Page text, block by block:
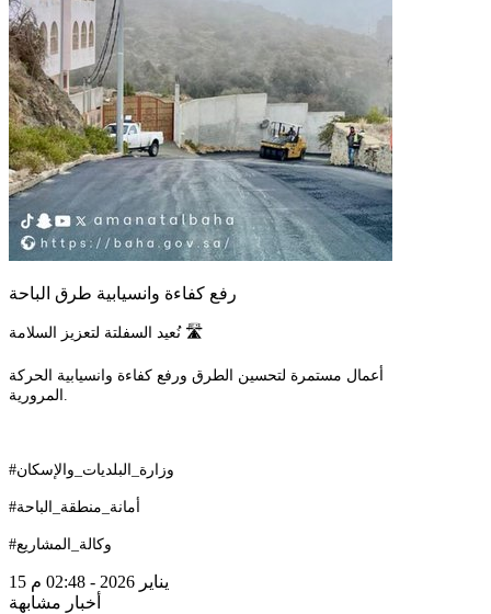
رفع كفاءة وانسيابية طرق الباحة
نُعيد السفلتة لتعزيز السلامة 🛣️
أعمال مستمرة لتحسين الطرق ورفع كفاءة وانسيابية الحركة
المرورية.
#وزارة_البلديات_والإسكان
#أمانة_منطقة_الباحة
#وكالة_المشاريع
15 يناير 2026 - 02:48 م
أخبار مشابهة